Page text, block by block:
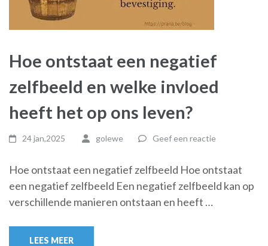
Hoe ontstaat een negatief
zelfbeeld en welke invloed
heeft het op ons leven?
24 jan,2025 golewe Geef een reactie
Hoe ontstaat een negatief zelfbeeld Hoe ontstaat
een negatief zelfbeeld Een negatief zelfbeeld kan op
verschillende manieren ontstaan en heeft …
LEES MEER